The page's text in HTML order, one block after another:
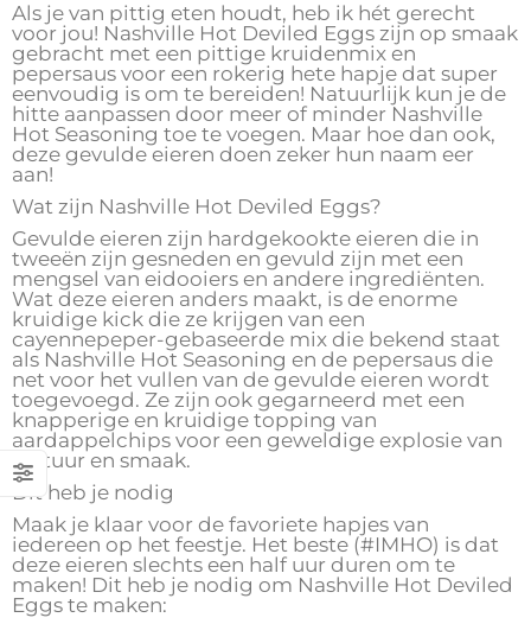
Als je van pittig eten houdt, heb ik hét gerecht
voor jou! Nashville Hot Deviled Eggs zijn op smaak
gebracht met een pittige kruidenmix en
pepersaus voor een rokerig hete hapje dat super
eenvoudig is om te bereiden! Natuurlijk kun je de
hitte aanpassen door meer of minder Nashville
Hot Seasoning toe te voegen. Maar hoe dan ook,
deze gevulde eieren doen zeker hun naam eer
aan!
Wat zijn Nashville Hot Deviled Eggs?
Gevulde eieren zijn hardgekookte eieren die in
tweeën zijn gesneden en gevuld zijn met een
mengsel van eidooiers en andere ingrediënten.
Wat deze eieren anders maakt, is de enorme
kruidige kick die ze krijgen van een
cayennepeper-gebaseerde mix die bekend staat
als Nashville Hot Seasoning en de pepersaus die
net voor het vullen van de gevulde eieren wordt
toegevoegd. Ze zijn ook gegarneerd met een
knapperige en kruidige topping van
aardappelchips voor een geweldige explosie van
textuur en smaak.
Dit heb je nodig
Maak je klaar voor de favoriete hapjes van
iedereen op het feestje. Het beste (#IMHO) is dat
deze eieren slechts een half uur duren om te
maken! Dit heb je nodig om Nashville Hot Deviled
Eggs te maken: